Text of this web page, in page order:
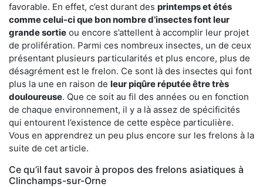
favorable. En effet, c’est durant des printemps et étés
comme celui-ci que bon nombre d’insectes font leur
grande sortie ou encore s’attellent à accomplir leur projet
de prolifération. Parmi ces nombreux insectes, un de ceux
présentant plusieurs particularités et plus encore, plus de
désagrément est le frelon. Ce sont là des insectes qui font
plus la une en raison de leur piqûre réputée être très
douloureuse. Que ce soit au fil des années ou en fonction
de chaque environnement, il y a là assez de spécificités
qui entourent l’existence de cette espèce particulière.
Vous en apprendrez un peu plus encore sur les frelons à la
suite de cet article.
Ce qu’il faut savoir à propos des frelons asiatiques à
Clinchamps-sur-Orne